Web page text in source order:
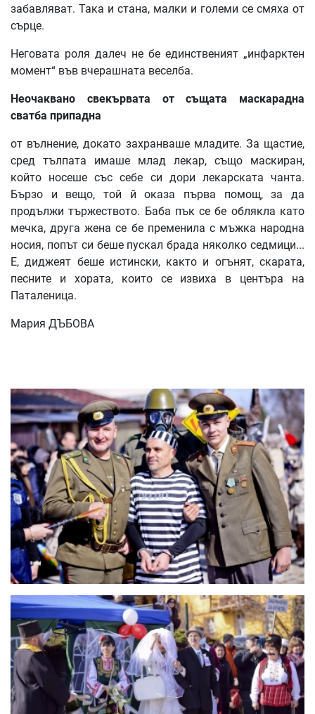
забавляват. Така и стана, малки и големи се смяха от
сърце.
Неговата роля далеч не бе единственият „инфарктен
момент“ във вчерашната веселба.
Неочаквано свекървата от същата
маскарадна
сватба припадна
от вълнение, докато захранваше младите. За щастие,
сред тълпата имаше млад лекар, също маскиран,
който носеше със себе си дори лекарската чанта.
Бързо и вещо, той й оказа първа помощ, за да
продължи тържеството. Баба пък се бе облякла като
мечка, друга жена се бе пременила с мъжка народна
носия, попът си беше пускал брада няколко седмици...
Е, диджеят беше истински, както и огънят, скарата,
песните и хората, които се извиха в центъра на
Паталеница.
Мария ДЪБОВА